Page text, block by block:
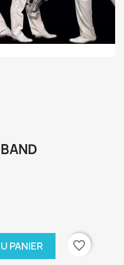
PANIER favorite_border